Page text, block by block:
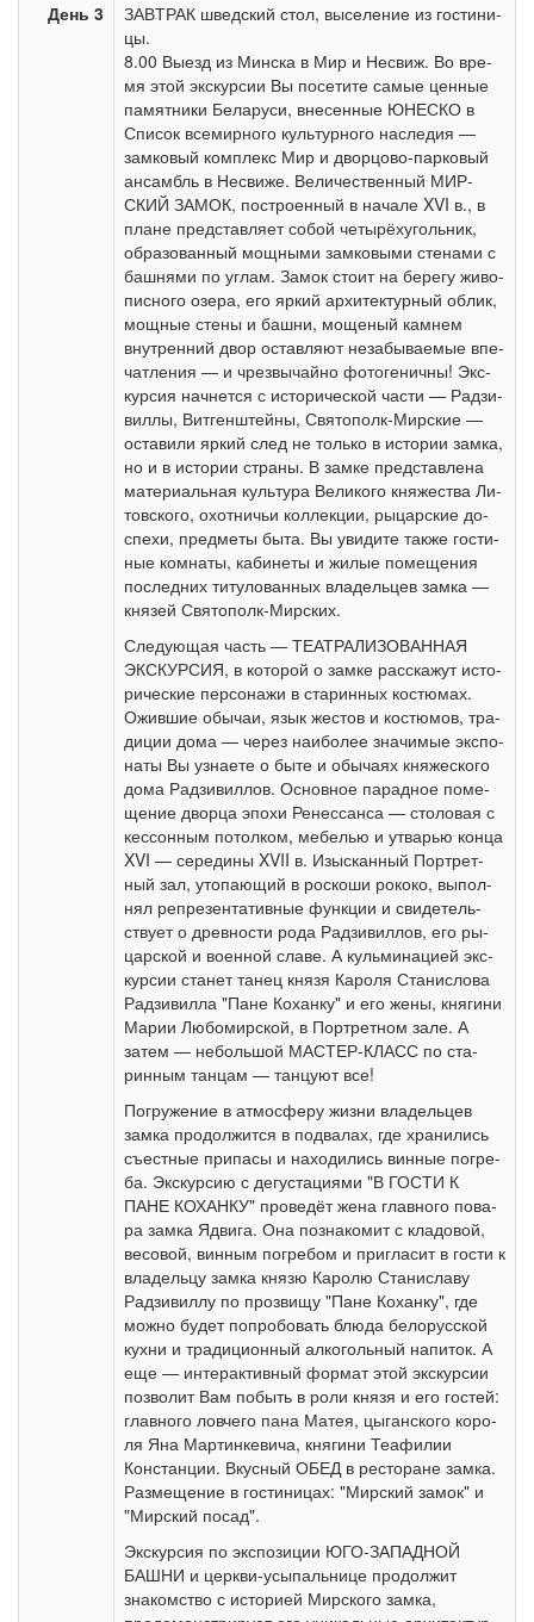
День 3
ЗАВ­ТРАК швед­ский стол, вы­се­ле­ние из го­сти­ни­
цы.
8.00 Выезд из Мин­ска в Мир и Не­свиж. Во вре­
мя этой экс­кур­сии Вы по­се­ти­те са­мые цен­ные
па­мят­ни­ки Бе­ла­ру­си, вне­сен­ные ЮНЕСКО в
Спи­сок все­мир­но­го куль­тур­но­го на­сле­дия —
зам­ко­вый ком­плекс Мир и дворцово-парковый
ан­самбль в Не­сви­же. Ве­ли­чест­вен­ный МИР­
СКИЙ ЗАМОК, по­стро­ен­ный в на­ча­ле XVI в., в
пла­не пред­став­ля­ет со­бой че­ты­рёх­уголь­ник,
об­ра­зо­ван­ный мощ­ны­ми зам­ко­вы­ми сте­на­ми с
баш­ня­ми по уг­лам. Замок стоит на бе­ре­гу жи­во­
пис­но­го озе­ра, его яр­кий ар­хи­тек­тур­ный об­лик,
мощ­ные сте­ны и баш­ни, мощеный кам­нем
внут­рен­ний двор остав­ля­ют не­за­бы­вае­мые впе­
чат­ле­ния — и чрез­вы­чай­но фотогеничны! Экс­
кур­сия начнется с ис­то­ри­че­ской ча­сти — Рад­зи­
вил­лы, Витгенштейны, Святополк-Мирские —
оста­ви­ли яр­кий след не толь­ко в ис­то­рии зам­ка,
но и в ис­то­рии стра­ны. В зам­ке пред­став­ле­на
ма­те­ри­аль­ная куль­ту­ра Ве­ли­ко­го княжества Ли­
тов­ско­го, охот­ни­чьи кол­лек­ции, ры­цар­ские до­
спе­хи, пред­ме­ты бы­та. Вы уви­ди­те так­же го­сти­
ные ком­на­ты, ка­би­не­ты и жи­лые по­ме­ще­ния
по­след­них ти­ту­ло­ван­ных вла­дель­цев зам­ка —
кня­зей Святополк-Мирских.
Следующая часть — ТЕАТРАЛИЗОВАННАЯ
ЭКСКУРСИЯ, в ко­то­рой о зам­ке рас­ска­жут ис­то­
ри­че­ские персонажи в ста­рин­ных ко­стю­мах.
Ожившие обычаи, язык жестов и ко­стю­мов, тра­
ди­ции до­ма — че­рез наи­бо­лее значимые экс­по­
на­ты Вы узна­е­те о быте и обычаях княжеского
до­ма Рад­зи­вил­лов. Ос­нов­ное па­рад­ное по­ме­
ще­ние двор­ца эпо­хи Ренессанса — сто­ло­вая с
кес­сон­ным по­тол­ком, ме­бе­лью и утва­рью кон­ца
XVI — се­ре­ди­ны XVII в. Изысканный Порт­рет­
ный зал, уто­па­ю­щий в рос­ко­ши ро­ко­ко, вы­пол­
нял ре­пре­зен­та­тив­ные функ­ции и сви­де­тель­
ству­ет о древ­но­сти ро­да Рад­зи­вил­лов, его ры­
цар­ской и во­ен­ной сла­ве. А кульминацией экс­
кур­сии ста­нет танец кня­зя Кароля Станислова
Рад­зи­вил­ла "Па­не Ко­хан­ку" и его жены, кня­ги­ни
Ма­рии Любомирской, в Портретном за­ле. А
затем — не­боль­шой МАСТЕР-КЛАСС по ста­
рин­ным тан­цам — танцуют все!
По­гру­же­ние в ат­мо­сфе­ру жиз­ни вла­дель­цев
зам­ка про­дол­жит­ся в подвалах, где хра­ни­лись
съе­ст­ные при­па­сы и на­хо­ди­лись вин­ные по­гре­
ба. Экскурсию с де­гу­ста­ци­я­ми "В ГОСТИ К
ПАНЕ КОХАНКУ" проведёт же­на глав­но­го по­ва­
ра зам­ка Яд­ви­га. Она по­зна­ко­мит с кладовой,
весовой, винным погребом и пригласит в го­сти к
владельцу зам­ка кня­зю Каролю Станиславу
Радзивиллу по прозвищу "Па­не Ко­хан­ку", где
мож­но бу­дет по­про­бо­вать блю­да бе­ло­рус­ской
кух­ни и традиционный алкогольный на­пи­ток. А
еще — ин­тер­ак­тив­ный фор­мат этой экс­кур­сии
поз­во­лит Вам побыть в ро­ли кня­зя и его го­стей:
глав­но­го ловчего па­на Матея, цыганского ко­ро­
ля Яна Мартинкевича, кня­ги­ни Теафилии
Констанции. Вкусный ОБЕД в ре­сто­ра­не зам­ка.
Размещение в го­сти­ни­цах: "Мирский за­мок" и
"Мирский посад".
Экс­кур­сия по экс­по­зи­ции ЮГО-ЗАПАДНОЙ
БАШНИ и церкви-усыпальнице про­дол­жит
знакомство с ис­то­ри­ей Мир­ско­го зам­ка,